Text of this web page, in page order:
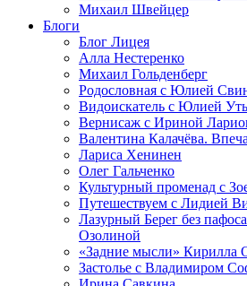
Михаил Швейцер
Блоги
Блог Лицея
Алла Нестеренко
Михаил Гольденберг
Родословная с Юлией
Видоискатель с Юлией
Вернисаж с Ириной
Валентина Калачёва.
Лариса Хенинен
Олег Гальченко
Культурный променад с
Путешествуем с Лидией
Лазурный Берег без
Озолиной
«Задние мысли»
Застолье с Владимиром